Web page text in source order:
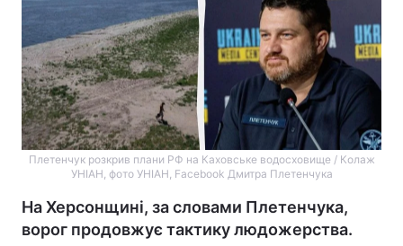
Плетенчук розкрив плани РФ на Каховське водосховище / Колаж
УНІАН, фото УНІАН, Facebook Дмитра Плетенчука
На Херсонщині, за словами Плетенчука,
ворог продовжує тактику людожерства.